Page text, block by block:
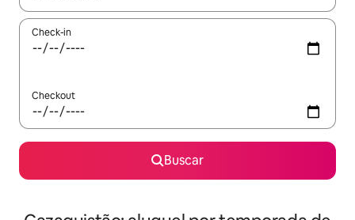
Check-in
Checkout
Buscar